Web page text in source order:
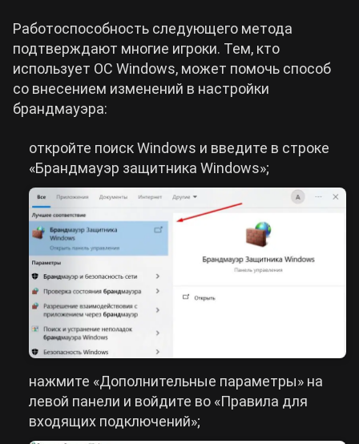
Работоспособность следующего метода
подтверждают многие игроки. Тем, кто
использует ОС Windows, может помочь способ
со внесением изменений в настройки
брандмауэра:
откройте поиск Windows и введите в строке
«Брандмауэр защитника Windows»;
нажмите «Дополнительные параметры» на
левой панели и войдите во «Правила для
входящих подключений»;